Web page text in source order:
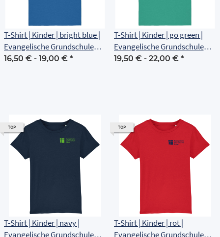
T-Shirt | Kinder | bright blue |
Evangelische Grundschule
Erfurt
16,50 € - 19,00 € *
T-Shirt | Kinder | go green |
Evangelische Grundschule
Erfurt
19,50 € - 22,00 € *
TOP
T-Shirt | Kinder | navy |
Evangelische Grundschule
TOP
T-Shirt | Kinder | rot |
Evangelische Grundschule